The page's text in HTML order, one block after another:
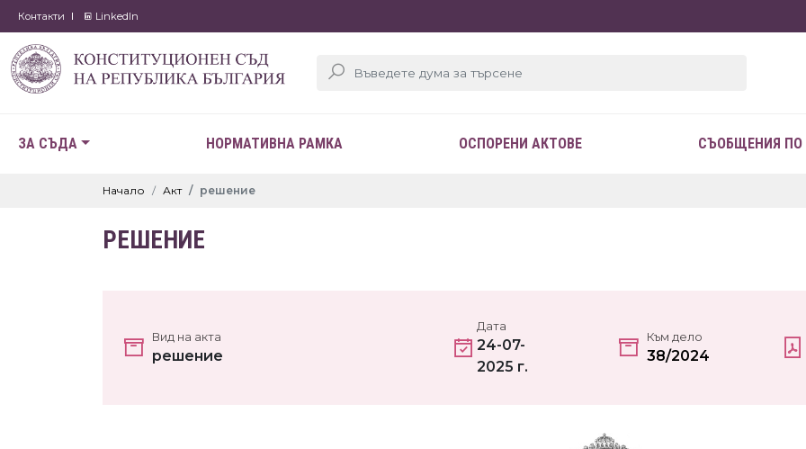
Контакти LinkedIn
ЗА СЪДА НОРМАТИВНА РАМКА ОСПОРЕНИ АКТОВЕ СЪОБЩЕНИЯ ПО
Начало Акт решение
РЕШЕНИЕ
Вид на акта
решение
Дата
24-07-
2025 г.
Към дело
38/2024